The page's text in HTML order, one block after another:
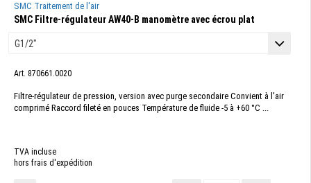
SMC Traitement de l'air
SMC Filtre-régulateur AW40-B manomètre avec écrou plat
Art. 870661.0020
Filtre-régulateur de pression, version avec purge secondaire Convient à l'air
comprimé Raccord fileté en pouces Température de fluide -5 à +60 °C ...
TVA incluse
hors frais d'expédition